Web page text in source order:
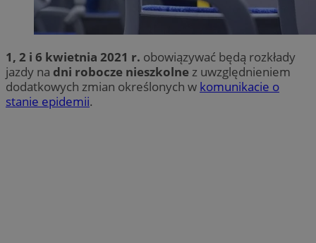
1, 2 i 6 kwietnia 2021 r. obowiązywać będą rozkłady
jazdy na dni robocze nieszkolnez uwzględnieniem
dodatkowych zmian określonych w komunikacie o
stanie epidemii.